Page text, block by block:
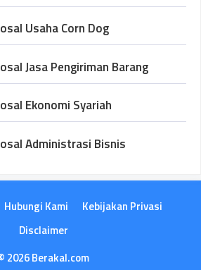
Usaha Corn Dog
Jasa Pengiriman Barang
Ekonomi Syariah
Administrasi Bisnis
Hubungi Kami
Kebijakan Privasi
Disclaimer
2026 Berakal.com